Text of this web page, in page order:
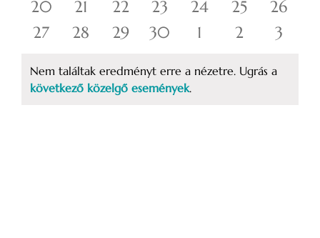
események
eseményekesemények
eseményekesemények
események
0
események
20
0
események
21
0
események
22
0
események
23
0
események
24
0
események
25
0
26
0
27
0
28
0
29
0
30
01
0
2
0
3
Notice
Nem találtak eredményt erre a nézetre. Ugrás a
következő közelgő események.